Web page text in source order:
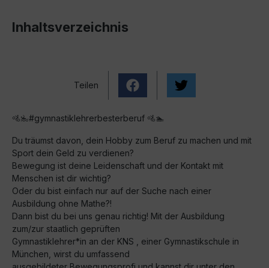
Inhaltsverzeichnis
Teilen
🚵‍🏊‍#gymnastiklehrerbesterberuf 🚵🏊
Du träumst davon, dein Hobby zum Beruf zu machen und mit
Sport dein Geld zu verdienen?
Bewegung ist deine Leidenschaft und der Kontakt mit
Menschen ist dir wichtig?
Oder du bist einfach nur auf der Suche nach einer
Ausbildung ohne Mathe?!
Dann bist du bei uns genau richtig! Mit der Ausbildung
zum/zur staatlich geprüften
Gymnastiklehrer*in an der KNS , einer Gymnastikschule in
München, wirst du umfassend